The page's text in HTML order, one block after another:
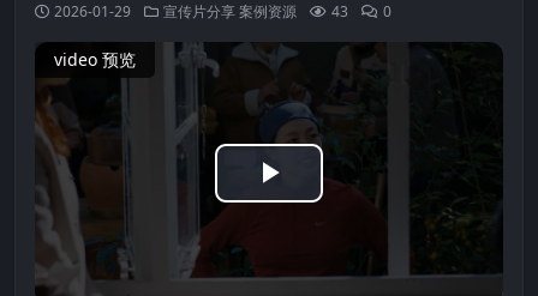
2026-01-29 宣传片分享案例资源 43 0
video 预览
Play